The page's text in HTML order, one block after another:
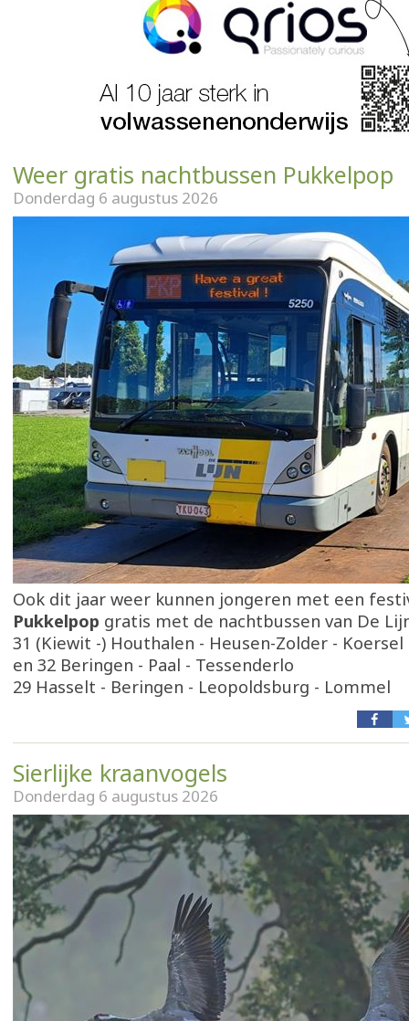
Weer gratis nachtbussen Pukkelpop
Donderdag 6 augustus 2026
Ook dit jaar weer kunnen jongeren met een
Pukkelpop gratis met de nachtbussen van De
31 (Kiewit -) Houthalen - Heusen-Zolder -
en 32 Beringen - Paal - Tessenderlo
29 Hasselt - Beringen - Leopoldsburg - Lommel
Sierlijke kraanvogels
Donderdag 6 augustus 2026